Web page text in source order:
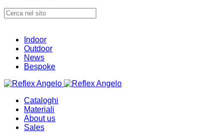
Indoor
Outdoor
News
Bespoke
Cataloghi
Materiali
About us
Sales